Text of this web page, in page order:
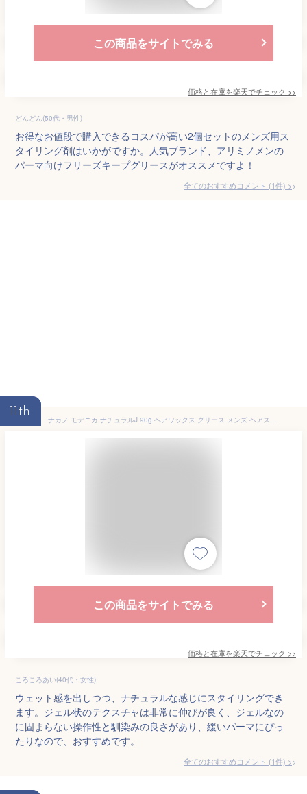
この商品をサイトでみる
価格と在庫を楽天でチェック >>
どんどん(50代・男性)
お得なお値段で購入できるコスパが高い2個セットのメンズ用ス
タイリング剤はいかがですか。人気ブランド、アリミノメンの
パーマ向けフリーズキープグリースがオススメですよ！
全てのおすすめコメント (1件) >
11th
ナカノ モデニカ ナチュラルJ 90g ヘアワックス グリース メンズ ヘアスタイリング サロン専売 ジェル パーマ 硬毛 剛毛
この商品をサイトでみる
価格と在庫を楽天でチェック >>
ころころあい(40代・女性)
ウェット感を出しつつ、ナチュラルな感じにスタイリングでき
ます。ジェル状のテクスチャは非常に伸びが良く、ジェルなの
に固まらない操作性と馴染みの良さがあり、緩いパーマにぴっ
たりなので、おすすめです。
全てのおすすめコメント (1件) >